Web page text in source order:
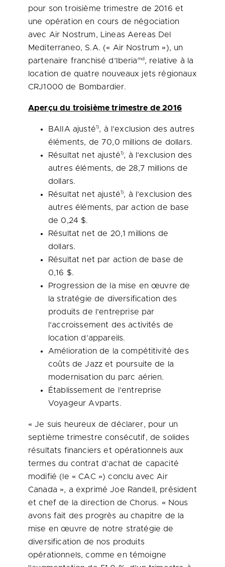
pour son troisième trimestre de 2016 et
une opération en cours de négociation
avec Air Nostrum, Lineas Aereas Del
Mediterraneo, S.A. (« Air Nostrum »), un
partenaire franchisé d’Iberia md, relative à la
location de quatre nouveaux jets régionaux
CRJ1000 de Bombardier.
Aperçu du troisième trimestre de 2016
BAIIA ajusté1), à l’exclusion des autres
éléments, de 70,0 millions de dollars.
Résultat net ajusté1), à l’exclusion des
autres éléments, de 28,7 millions de
dollars.
Résultat net ajusté1), à l’exclusion des
autres éléments, par action de base
de 0,24 $.
Résultat net de 20,1 millions de
dollars.
Résultat net par action de base de
0,16 $.
Progression de la mise en œuvre de
la stratégie de diversification des
produits de l’entreprise par
l’accroissement des activités de
location d’appareils.
Amélioration de la compétitivité des
coûts de Jazz et poursuite de la
modernisation du parc aérien.
Établissement de l’entreprise
Voyageur Avparts.
« Je suis heureux de déclarer, pour un
septième trimestre consécutif, de solides
résultats financiers et opérationnels aux
termes du contrat d’achat de capacité
modifié (le « CAC ») conclu avec Air
Canada », a exprimé Joe Randell, président
et chef de la direction de Chorus. « Nous
avons fait des progrès au chapitre de la
mise en œuvre de notre stratégie de
diversification de nos produits
opérationnels, comme en témoigne